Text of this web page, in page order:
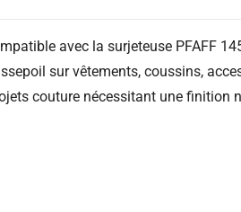
avec la surjeteuse PFAFF
sur vêtements, coussins,
couture nécessitant une finition